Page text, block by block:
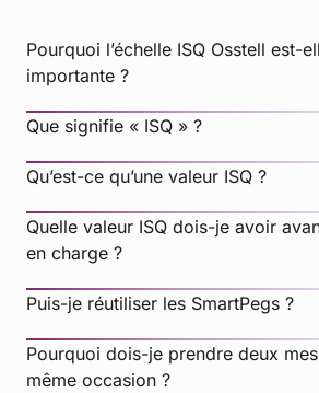
Pourquoi l’échelle ISQ Osstell est-
importante ?
Que signifie « ISQ » ?
Qu’est-ce qu’une valeur ISQ ?
Quelle valeur ISQ dois-je avoir
en charge ?
Puis-je réutiliser les SmartPegs ?
Pourquoi dois-je prendre deux
même occasion ?